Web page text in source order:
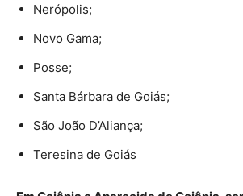
Nerópolis;
Novo Gama;
Posse;
Santa Bárbara de Goiás;
São João D’Aliança;
Teresina de Goiás